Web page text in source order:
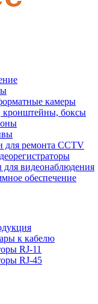
камеры
боксы
для ремонта CCTV
для видеонаблюдения
обеспечение
к кабелю
RJ-11
RJ-45